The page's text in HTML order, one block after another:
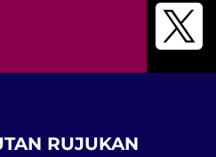
RUJUKAN